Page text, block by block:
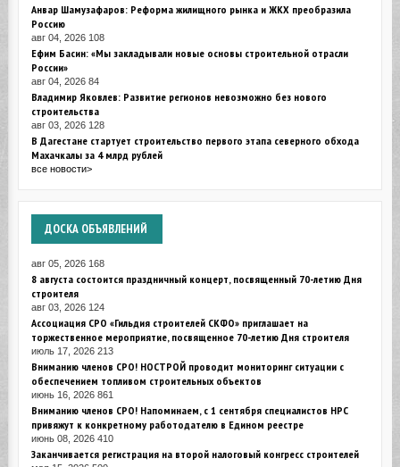
Анвар Шамузафаров: Реформа жилищного рынка и ЖКХ преобразила
Россию
авг 04, 2026 108
Ефим Басин: «Мы закладывали новые основы строительной отрасли
России»
авг 04, 2026 84
Владимир Яковлев: Развитие регионов невозможно без нового
строительства
авг 03, 2026 128
В Дагестане стартует строительство первого этапа северного обхода
Махачкалы за 4 млрд рублей
все новости>
ДОСКА ОБЪЯВЛЕНИЙ
авг 05, 2026 168
8 августа состоится праздничный концерт, посвященный 70-летию Дня
строителя
авг 03, 2026 124
Ассоциация СРО «Гильдия строителей СКФО» приглашает на
торжественное мероприятие, посвященное 70-летию Дня строителя
июль 17, 2026 213
Вниманию членов СРО! НОСТРОЙ проводит мониторинг ситуации с
обеспечением топливом строительных объектов
июнь 16, 2026 861
Вниманию членов СРО! Напоминаем, с 1 сентября специалистов НРС
привяжут к конкретному работодателю в Едином реестре
июнь 08, 2026 410
Заканчивается регистрация на второй налоговый конгресс строителей